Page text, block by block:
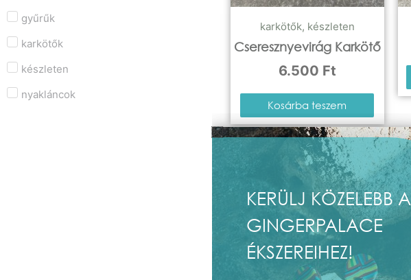
gyűrűk
karkötők
készleten
nyakláncok
karkötők, készleten
Cseresznyevirág Karkötő
6.500 Ft
Kosárba teszem
KERÜLJ KÖZELEBB A
GINGERPALACE
ÉKSZEREIHEZ!